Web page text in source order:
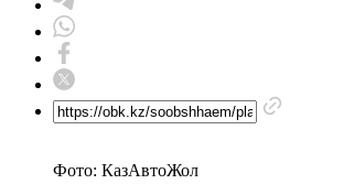
Фото: КазАвтоЖол